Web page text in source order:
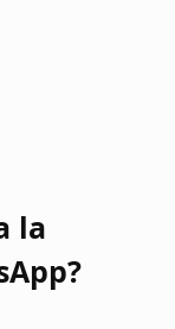
la